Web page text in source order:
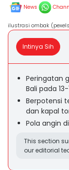
News
ilustrasi ombak
Intinya Sih
Peringatan
Bali pada
Berpotensi
dan kapal
Pola angin
This section
our editorial